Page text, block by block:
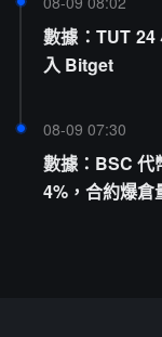
數據：TUT 24
入 Bitget
08-09 07:30
數據：BSC 代
4%，合約爆倉